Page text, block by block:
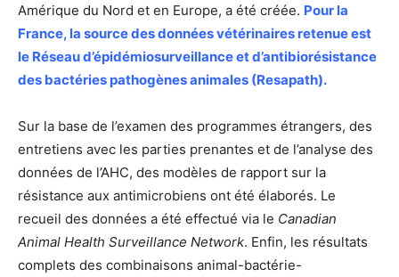
Amérique du Nord et en Europe, a été créée. Pour la
France, la source des données vétérinaires retenue est
le Réseau d’épidémiosurveillance et d’antibiorésistance
des bactéries pathogènes animales (Resapath).
Sur la base de l’examen des programmes étrangers, des
entretiens avec les parties prenantes et de l’analyse des
données de l’AHC, des modèles de rapport sur la
résistance aux antimicrobiens ont été élaborés. Le
recueil des données a été effectué via le Canadian
Animal Health Surveillance Network. Enfin, les résultats
complets des combinaisons animal-bactérie-